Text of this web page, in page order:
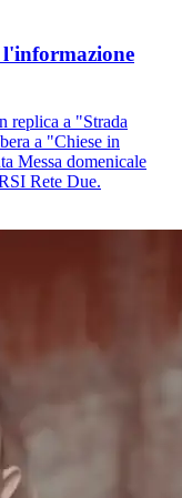
replica a "Strada
a "Chiese in
Messa domenicale
Rete Due.